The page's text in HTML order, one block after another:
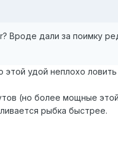
Вроде дали за поимку
этой удой неплохо
(но более мощные
рыбка быстрее.